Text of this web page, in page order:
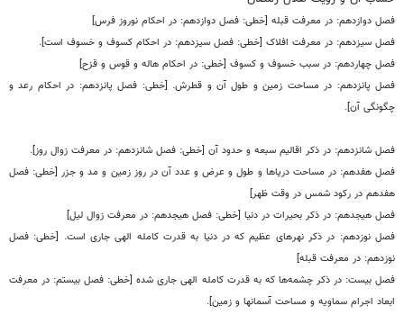
فصل دوازدهم: در معرفت قبله [خطی: فصل دوازدهم: در احکام نوروز فرس]
فصل سیزدهم: در معرفت افلاک [خطی: فصل سیزدهم: در احکام کسوف و خسوف است].
فصل چهاردهم: در سبب خسوف و کسوف [خطی: در احکام هاله و قوس و قزح]
فصل پانزدهم: در مساحت زمین و طول آن و قطرش. [خطی: فصل پانزدهم: در احکام رعد و
چگونگی آن].
فصل شانزدهم: در ذکر اقالیم سبعه و حدود آن [خطی: فصل شانزدهم: در معرفت زوال روز].
فصل هفدهم: در مساحت دریاها و طول و عرض و عدد آن در روز زمین و مد و جزر [خطی: فصل
هفدهم در رکود شمس در وقت ظهر]
فصل هیجدهم: در ذکر بحیرات در دنیا [خطی: فصل هیجدهم: در معرفت زوال لیل]
فصل نوزدهم: در ذکر نهرهای عظیم که در دنیا به قدرت کامله الهی جاری است. [خطی: فصل
نوزدهم: در معرفت قبله]
فصل بیست: در ذکر چشمه‌ها که به قدرت کامله الهی جاری شده [خطی: فصل بیستم: در معرفت
ابعاد اجرام سماویه و مساحت آسمانها و زمین].